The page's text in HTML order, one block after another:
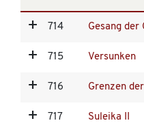
714 Gesang der
715 Versunken
716 Grenzen
717 Suleika II